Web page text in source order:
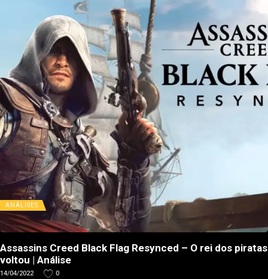
ANÁLISES
Assassins Creed Black Flag Resynced – O rei dos piratas
voltou | Análise
14/04/2022 0